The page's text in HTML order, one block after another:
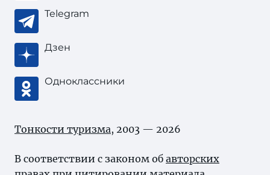
Telegram
Дзен
Одноклассники
Тонкости туризма, 2003 — 2026
В соответствии с законом об авторских